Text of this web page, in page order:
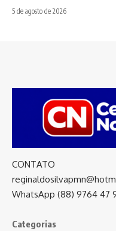
5 de agosto de 2026
CONTATO
WhatsApp (88) 9764 47
Categorias